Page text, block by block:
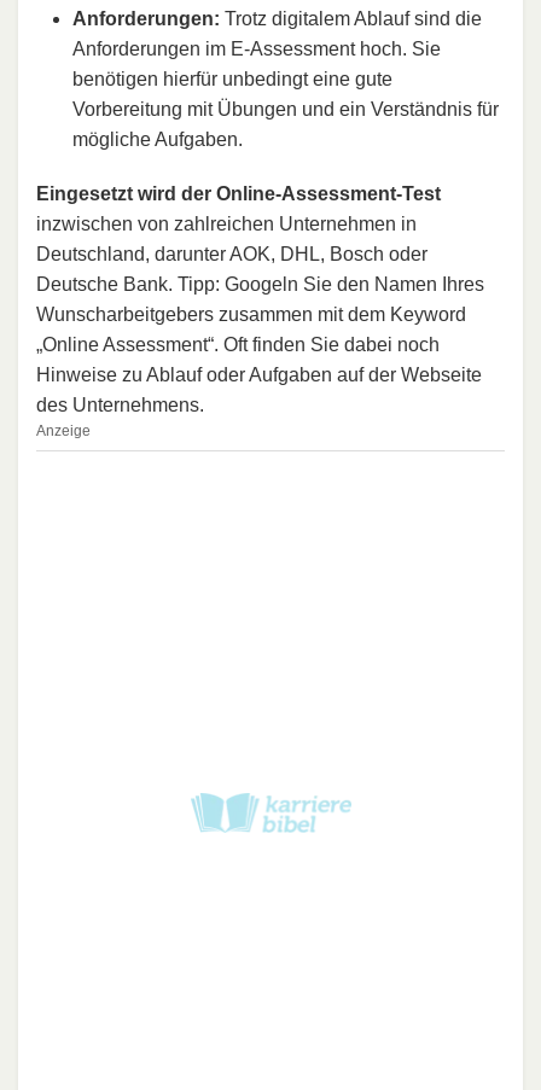
Anforderungen: Trotz digitalem Ablauf sind die
Anforderungen im E-Assessment hoch. Sie
benötigen hierfür unbedingt eine gute
Vorbereitung mit Übungen und ein Verständnis für
mögliche Aufgaben.
Eingesetzt wird der Online-Assessment-Test
inzwischen von zahlreichen Unternehmen in
Deutschland, darunter AOK, DHL, Bosch oder
Deutsche Bank. Tipp: Googeln Sie den Namen Ihres
Wunscharbeitgebers zusammen mit dem Keyword
„Online Assessment“. Oft finden Sie dabei noch
Hinweise zu Ablauf oder Aufgaben auf der Webseite
des Unternehmens.
Anzeige